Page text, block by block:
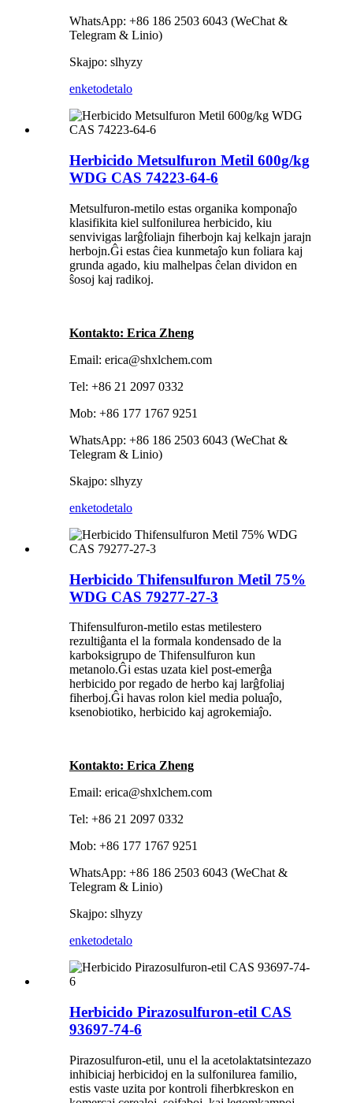
WhatsApp: +86 186 2503 6043 (WeChat &
Telegram & Linio)
Skajpo: slhyzy
enketodetalo
Herbicido Metsulfuron Metil 600g/kg
WDG CAS 74223-64-6
Metsulfuron-metilo estas organika komponaĵo
klasifikita kiel sulfonilurea herbicido, kiu
senvivigas larĝfoliajn fiherbojn kaj kelkajn jarajn
herbojn.Ĝi estas ĉiea kunmetaĵo kun foliara kaj
grunda agado, kiu malhelpas ĉelan dividon en
ŝosoj kaj radikoj.
Kontakto: Erica Zheng
Email: erica@shxlchem.com
Tel: +86 21 2097 0332
Mob: +86 177 1767 9251
WhatsApp: +86 186 2503 6043 (WeChat &
Telegram & Linio)
Skajpo: slhyzy
enketodetalo
Herbicido Thifensulfuron Metil 75%
WDG CAS 79277-27-3
Thifensulfuron-metilo estas metilestero
rezultiĝanta el la formala kondensado de la
karboksigrupo de Thifensulfuron kun
metanolo.Ĝi estas uzata kiel post-emerĝa
herbicido por regado de herbo kaj larĝfoliaj
fiherboj.Ĝi havas rolon kiel media poluaĵo,
ksenobiotiko, herbicido kaj agrokemiaĵo.
Kontakto: Erica Zheng
Email: erica@shxlchem.com
Tel: +86 21 2097 0332
Mob: +86 177 1767 9251
WhatsApp: +86 186 2503 6043 (WeChat &
Telegram & Linio)
Skajpo: slhyzy
enketodetalo
Herbicido Pirazosulfuron-etil CAS
93697-74-6
Pirazosulfuron-etil, unu el la acetolaktatsintezazo
inhibiciaj herbicidoj en la sulfonilurea familio,
estis vaste uzita por kontroli fiherbkreskon en